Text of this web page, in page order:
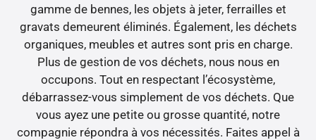
gamme de bennes, les objets à jeter, ferrailles et
gravats demeurent éliminés. Également, les déchets
organiques, meubles et autres sont pris en charge.
Plus de gestion de vos déchets, nous nous en
occupons. Tout en respectant l’écosystème,
débarrassez-vous simplement de vos déchets. Que
vous ayez une petite ou grosse quantité, notre
compagnie répondra à vos nécessités. Faites appel à